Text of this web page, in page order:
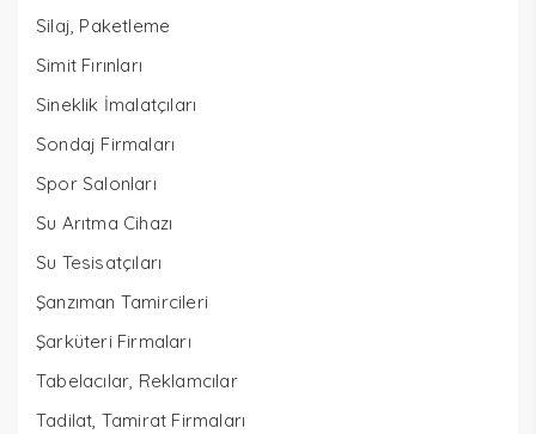
Silaj, Paketleme
Simit Fırınları
Sineklik İmalatçıları
Sondaj Firmaları
Spor Salonları
Su Arıtma Cihazı
Su Tesisatçıları
Şanzıman Tamircileri
Şarküteri Firmaları
Tabelacılar, Reklamcılar
Tadilat, Tamirat Firmaları